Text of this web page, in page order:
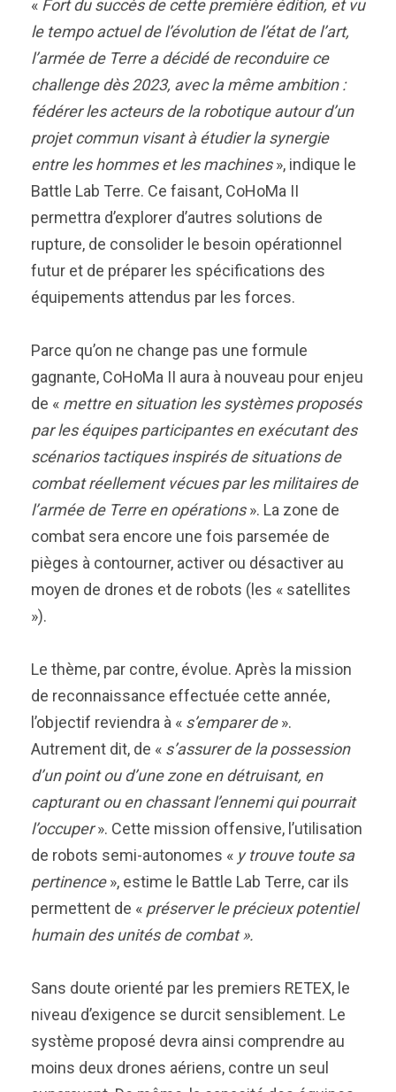
« Fort du succès de cette première édition, et vu
le tempo actuel de l’évolution de l’état de l’art,
l’armée de Terre a décidé de reconduire ce
challenge dès 2023, avec la même ambition :
fédérer les acteurs de la robotique autour d’un
projet commun visant à étudier la synergie
entre les hommes et les machines», indique le
Battle Lab Terre. Ce faisant, CoHoMa II
permettra d’explorer d’autres solutions de
rupture, de consolider le besoin opérationnel
futur et de préparer les spécifications des
équipements attendus par les forces.
Parce qu’on ne change pas une formule
gagnante, CoHoMa II aura à nouveau pour enjeu
de « mettre en situation les systèmes proposés
par les équipes participantes en exécutant des
scénarios tactiques inspirés de situations de
combat réellement vécues par les militaires de
l’armée de Terre en opérations». La zone de
combat sera encore une fois parsemée de
pièges à contourner, activer ou désactiver au
moyen de drones et de robots (les « satellites
»).
Le thème, par contre, évolue. Après la mission
de reconnaissance effectuée cette année,
l’objectif reviendra à « s’emparer de».
Autrement dit, de « s’assurer de la possession
d’un point ou d’une zone en détruisant, en
capturant ou en chassant l’ennemi qui pourrait
l’occuper». Cette mission offensive, l’utilisation
de robots semi-autonomes « y trouve toute sa
pertinence», estime le Battle Lab Terre, car ils
permettent de « préserver le précieux potentiel
humain des unités de combat ».
Sans doute orienté par les premiers RETEX, le
niveau d’exigence se durcit sensiblement. Le
système proposé devra ainsi comprendre au
moins deux drones aériens, contre un seul